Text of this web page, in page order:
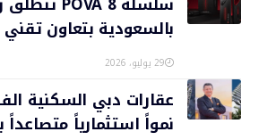
بالسعودية بتعاون
29 يوليو، 2026
عقارات دبي السكنية
نمواً استثمارياً متصاعداً